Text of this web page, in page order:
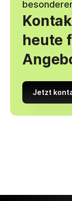
heute
Jetzt